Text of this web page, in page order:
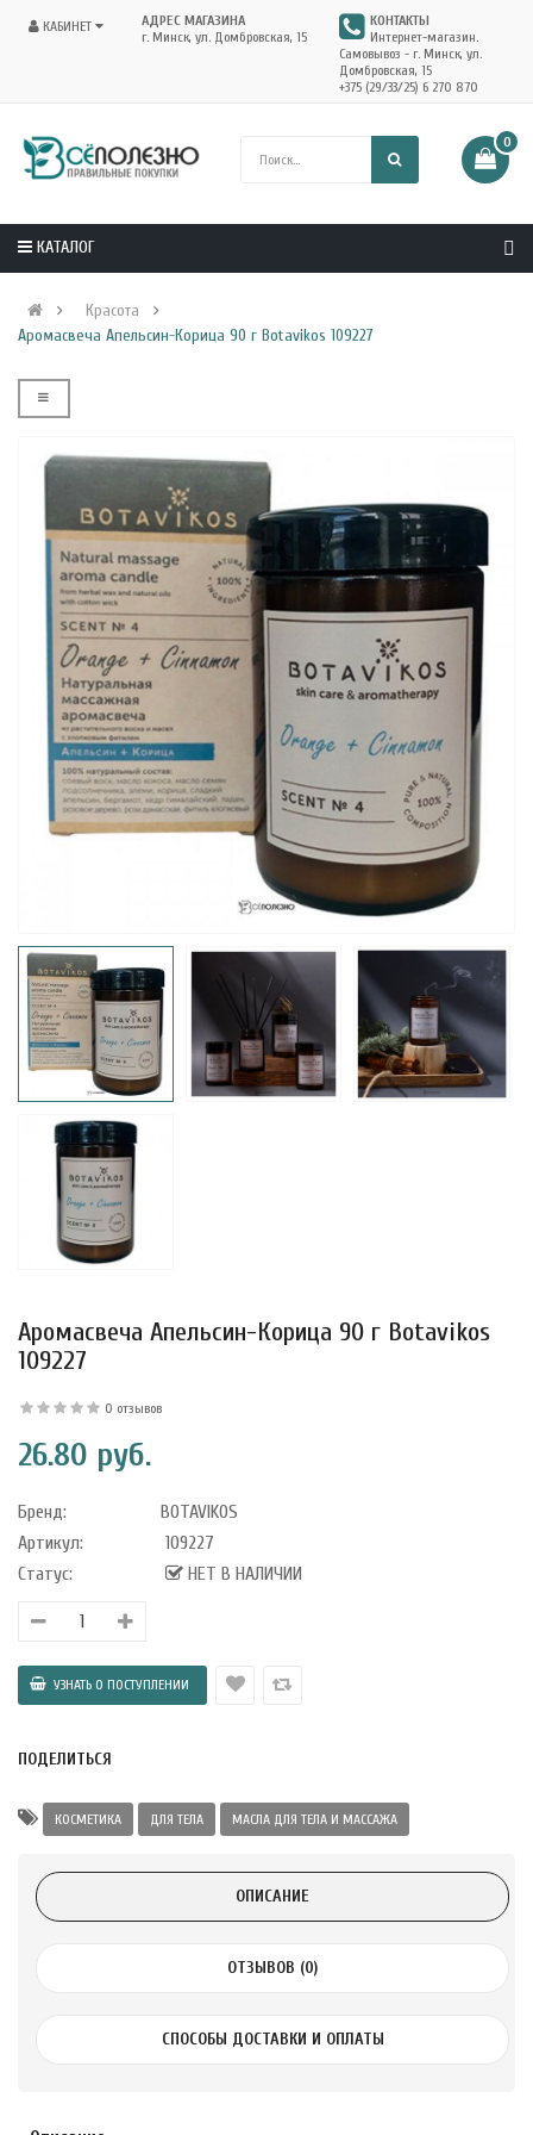
КАБИНЕТ
АДРЕС МАГАЗИНА
г. Минск, ул. Домбровская, 15
КОНТАКТЫ
Интернет-магазин.
Самовывоз - г. Минск, ул.
Домбровская, 15
+375 (29/33/25) 6 270 870
0
КАТАЛОГ
Красота
Аромасвеча Апельсин-Корица 90 г Botavikos 109227
с
Укрепление
Аромасвеча Апельсин-Корица 90 г Botavikos
109227
0 отзывов
26.80 руб.
Бренд:
BOTAVIKOS
Артикул:
109227
Статус:
НЕТ В НАЛИЧИИ
ПОДЕЛИТЬСЯ
КОСМЕТИКА ДЛЯ ТЕЛА МАСЛА ДЛЯ ТЕЛА И МАССАЖА
ОПИСАНИЕ
ОТЗЫВОВ (0)
СПОСОБЫ ДОСТАВКИ И ОПЛАТЫ